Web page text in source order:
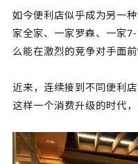
如今便利店似乎成为另一
家全家、一家罗森、一家
么能在激烈的竞争对手面
近来，连续接到不同便利
这样一个消费升级的时代